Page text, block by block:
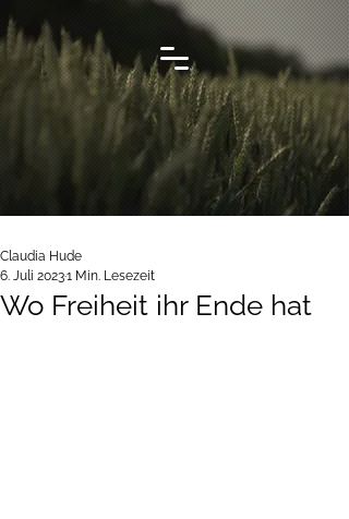
Wo Freiheit ihr Ende hat
Claudia Hude
6. Juli 20231 Min. Lesezeit